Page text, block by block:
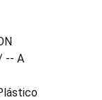
-- A